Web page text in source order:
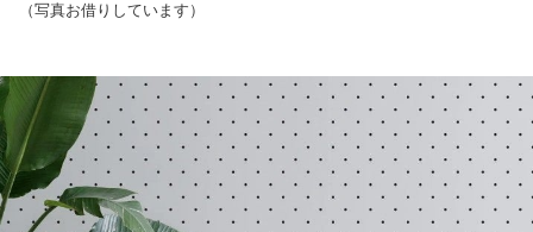
（写真お借りしています）